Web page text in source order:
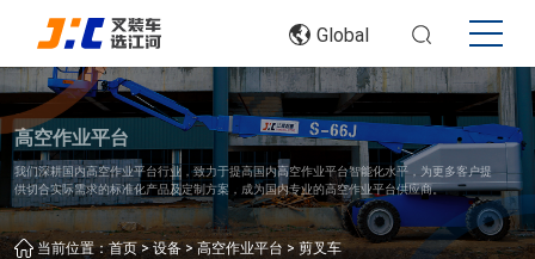
Global
高空作业平台
我们深耕国内高空作业平台行业，致力于提高国内高空作业平台智能化水平，为更多客户提
供切合实际需求的标准化产品及定制方案，成为国内专业的高空作业平台供应商。
当前位置：首页>设备>高空作业平台 >剪叉车